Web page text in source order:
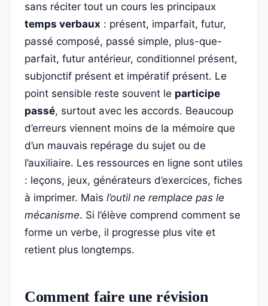
sans réciter tout un cours les principaux
temps verbaux : présent, imparfait, futur,
passé composé, passé simple, plus-que-
parfait, futur antérieur, conditionnel présent,
subjonctif présent et impératif présent. Le
point sensible reste souvent le participe
passé, surtout avec les accords. Beaucoup
d’erreurs viennent moins de la mémoire que
d’un mauvais repérage du sujet ou de
l’auxiliaire. Les ressources en ligne sont utiles
: leçons, jeux, générateurs d’exercices, fiches
à imprimer. Mais l’outil ne remplace pas le
mécanisme. Si l’élève comprend comment se
forme un verbe, il progresse plus vite et
retient plus longtemps.
Comment faire une révision